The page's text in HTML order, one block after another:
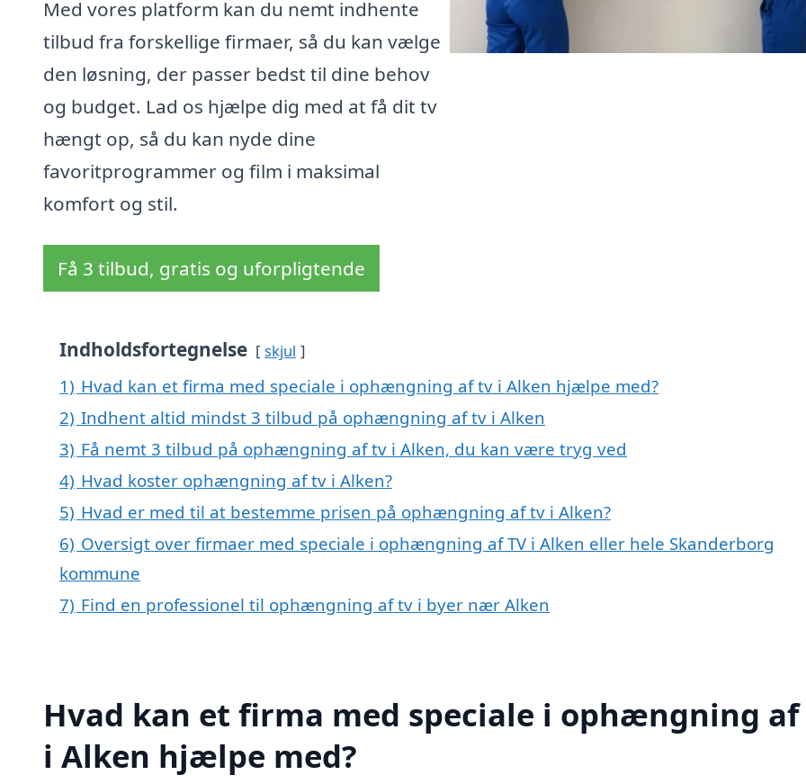
Med vores platform kan du nemt indhente
tilbud fra forskellige firmaer, så du kan vælge
den løsning, der passer bedst til dine behov
og budget. Lad os hjælpe dig med at få dit tv
hængt op, så du kan nyde dine
favoritprogrammer og film i maksimal
komfort og stil.
Få 3 tilbud, gratis og uforpligtende
Indholdsfortegnelse skjul
1) Hvad kan et firma med speciale i ophængning af tv i Alken hjælpe med?
2) Indhent altid mindst 3 tilbud på ophængning af tv i Alken
3) Få nemt 3 tilbud på ophængning af tv i Alken, du kan være tryg ved
4) Hvad koster ophængning af tv i Alken?
5) Hvad er med til at bestemme prisen på ophængning af tv i Alken?
6) Oversigt over firmaer med speciale i ophængning af TV i Alken eller hele Skanderborg
kommune
7) Find en professionel til ophængning af tv i byer nær Alken
Hvad kan et firma med speciale i ophængning
i Alken hjælpe med?